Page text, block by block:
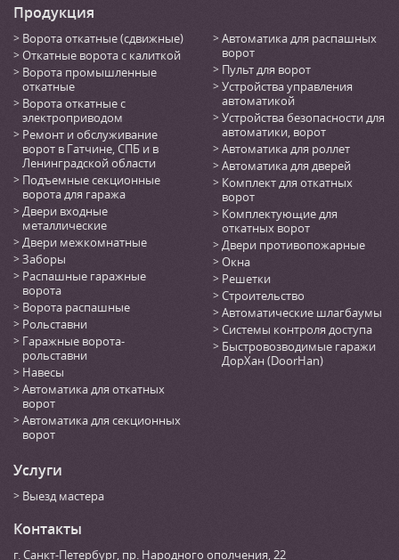
Продукция
Ворота откатные (сдвижные)
Откатные ворота с калиткой
Ворота промышленные
откатные
Ворота откатные с
электроприводом
Ремонт и обслуживание
ворот в Гатчине, СПБ и в
Ленинградской области
Подъемные секционные
ворота для гаража
Двери входные
металлические
Двери межкомнатные
Заборы
Распашные гаражные
ворота
Ворота распашные
Рольставни
Гаражные ворота-
рольставни
Навесы
Автоматика для откатных
ворот
Автоматика для секционных
ворот
Автоматика для распашных
ворот
Пульт для ворот
Устройства управления
автоматикой
Устройства безопасности для
автоматики, ворот
Автоматика для роллет
Автоматика для дверей
Комплект для откатных
ворот
Комплектующие для
откатных ворот
Двери противопожарные
Окна
Решетки
Строительство
Автоматические шлагбаумы
Системы контроля доступа
Быстровозводимые гаражи
ДорХан (DoorHan)
Услуги
Выезд мастера
Контакты
г. Санкт-Петербург, пр. Народного ополчения, 22